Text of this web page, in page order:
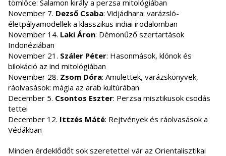
tömlöce: Salamon király a perzsa mitológiában
November 7. Dezső Csaba: Vidjádhara: varázsló-
életpályamodellek a klasszikus indiai irodalomban
November 14. Laki Áron: Démonűző szertartások
Indonéziában
November 21. Száler Péter: Hasonmások, klónok és
bilokáció az ind mitológiában
November 28. Zsom Dóra: Amulettek, varázskönyvek,
ráolvasások: mágia az arab kultúrában
December 5. Csontos Eszter: Perzsa misztikusok csodás
tettei
December 12. Ittzés Máté: Rejtvények és ráolvasások a
Védákban
Minden érdeklődőt sok szeretettel vár az Orientalisztikai